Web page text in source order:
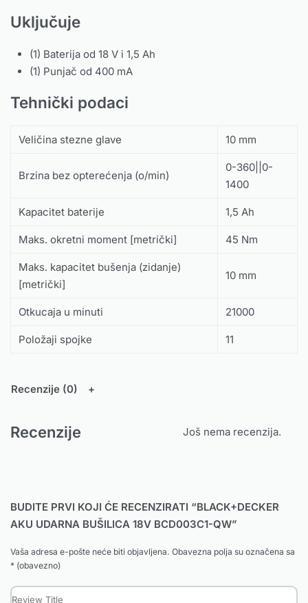
Uključuje
(1) Baterija od 18 V i 1,5 Ah
(1) Punjač od 400 mA
Tehnički podaci
Veličina stezne glave 10 mm
Brzina bez opterećenja (o/min)
0-360||0-
1400
Kapacitet baterije 1,5 Ah
Maks. okretni moment [metrički] 45 Nm
Maks. kapacitet bušenja (zidanje)
[metrički]
10 mm
Otkucaja u minuti 21000
Položaji spojke 11
Recenzije (0)
Recenzije Još nema recenzija.
BUDITE PRVI KOJI ĆE RECENZIRATI “BLACK+DECKER
AKU UDARNA BUŠILICA 18V BCD003C1-QW”
Vaša adresa e-pošte neće biti objavljena. Obavezna polja su označena sa
* (obavezno)